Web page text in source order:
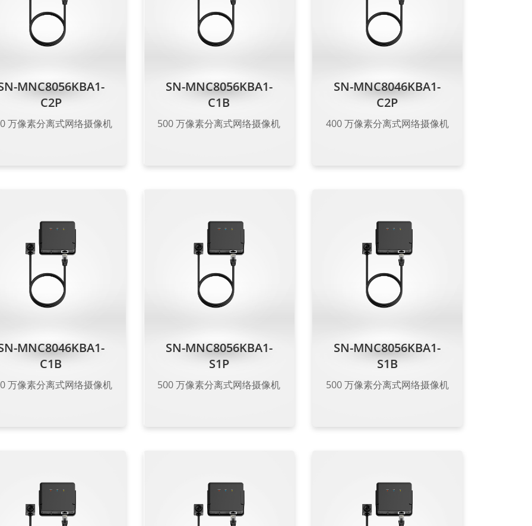
MNC8056KBA1-
C2P
万像素分离式网络摄像机
SN-MNC8056KBA1-
C1B
500 万像素分离式网络摄像机
SN-MNC8046KBA1-
C2P
400 万像素分离式网络摄像机
MNC8046KBA1-
C1B
万像素分离式网络摄像机
SN-MNC8056KBA1-
S1P
500 万像素分离式网络摄像机
SN-MNC8056KBA1-
S1B
500 万像素分离式网络摄像机